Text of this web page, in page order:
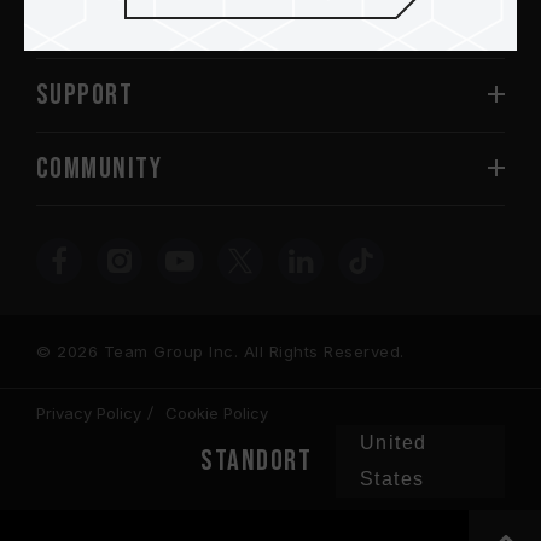
SUPPORT
COMMUNITY
© 2026 Team Group Inc. All Rights Reserved.
Privacy Policy Cookie Policy
STANDORT
United
States